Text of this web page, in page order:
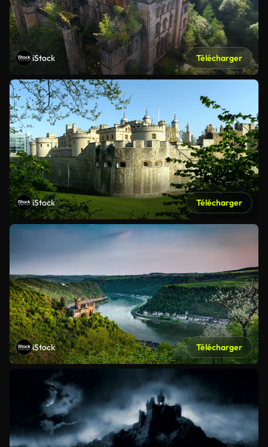
iStock Télécharger
iStock Télécharger
iStock Télécharger